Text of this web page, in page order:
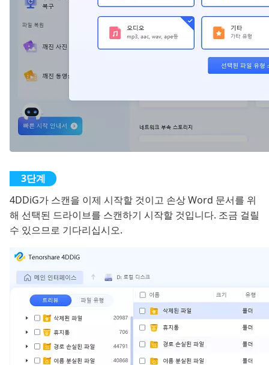
4DDiG가 스캔을 이제 시작할 것이고 손상 Word 문서를 위
해 선택된 드라이브를 스캔하기 시작할 것입니다. 조금 걸릴
수 있으므로 기다리십시오.